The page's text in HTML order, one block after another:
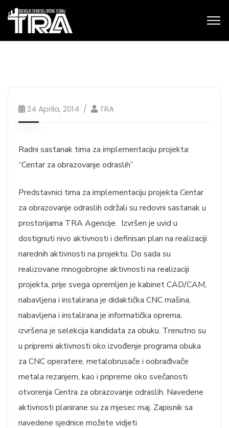
24 Aprila, 2014 TRA
Radni sastanak tima za implementaciju projekta:
“Centar za obrazovanje odraslih”
Predstavnici tima za implementaciju projekta Centar
za obrazovanje odraslih održali su redovni sastanak u
prostorijama TRA Agencije. Izvršen je uvid u
dostignuti nivo aktivnosti i definisan plan na realizaciji
narednih aktivnosti na projektu. Do sada su
realizovane mnogobrojne aktivnosti na realizaciji
projekta, prije svega opremljen je kabinet CAD/CAM,
nabavljena i instalirana je didaktička CNC mašina,
nabavljena i instalirana je informatička oprema,
izvršena je selekcija kandidata za obuku. Trenutno su
u pripremi aktivnosti oko izvođenje programa obuka
za CNC operatere, metalobrusače i oobrađivače
metala rezanjem, kao i pripreme oko svečanosti
otvorenja Centra za obrazovanje odraslih. Navedene
aktivnosti planirane su za mjesec maj. Zapisnik sa
navedene sjednice možete vidjeti